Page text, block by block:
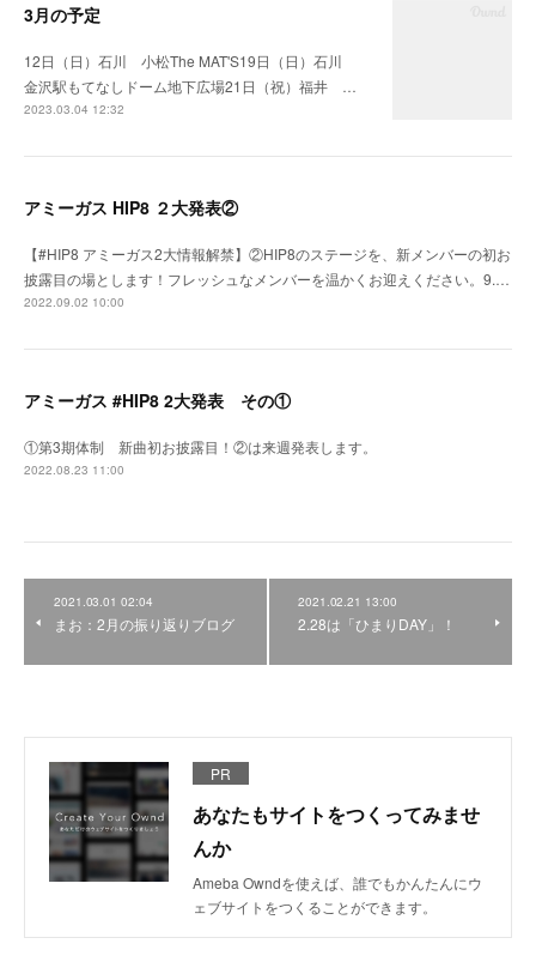
3月の予定
12日（日）石川 小松The MAT'S19日（日）石川
金沢駅もてなしドーム地下広場21日（祝）福井 …
2023.03.04 12:32
アミーガス HIP8 ２大発表②
【#HIP8 アミーガス2大情報解禁】②HIP8のステージを、新メンバーの初お
披露目の場とします！フレッシュなメンバーを温かくお迎えください。9.…
2022.09.02 10:00
アミーガス #HIP8 2大発表 その①
①第3期体制 新曲初お披露目！②は来週発表します。
2022.08.23 11:00
2021.03.01 02:04
まお：2月の振り返りブログ
2021.02.21 13:00
2.28は「ひまりDAY」！
PR
あなたもサイトをつくってみませ
んか
Ameba Owndを使えば、誰でもかんたんにウ
ェブサイトをつくることができます。